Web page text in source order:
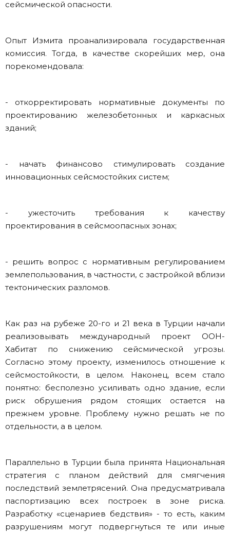
сейсмической опасности.
Опыт Измита проанализировала государственная
комиссия. Тогда, в качестве скорейших мер, она
порекомендовала:
- откорректировать нормативные документы по
проектированию железобетонных и каркасных
зданий;
- начать финансово стимулировать создание
инновационных сейсмостойких систем;
- ужесточить требования к качеству
проектирования в сейсмоопасных зонах;
- решить вопрос с нормативным регулированием
землепользования, в частности, с застройкой вблизи
тектонических разломов.
Как раз на рубеже 20-го и 21 века в Турции начали
реализовывать международный проект ООН-
Хабитат по снижению сейсмической угрозы.
Согласно этому проекту, изменилось отношение к
сейсмостойкости, в целом. Наконец, всем стало
понятно: бесполезно усиливать одно здание, если
риск обрушения рядом стоящих остается на
прежнем уровне. Проблему нужно решать не по
отдельности, а в целом.
Параллельно в Турции была принята Национальная
стратегия с планом действий для смягчения
последствий землетрясений. Она предусматривала
паспортизацию всех построек в зоне риска.
Разработку «сценариев бедствия» - то есть, каким
разрушениям могут подвергнуться те или иные